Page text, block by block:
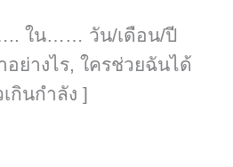
ใน…… วัน/เดือน/ปี
ย่างไร, ใครช่วยฉันได้
กินกำลัง ]​